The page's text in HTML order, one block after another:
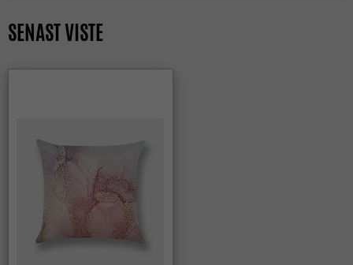
SENAST VISTE